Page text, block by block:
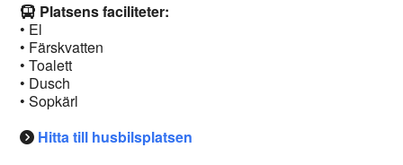
Platsens faciliteter:
• El
• Färskvatten
• Toalett
• Dusch
• Sopkärl
Hitta till husbilsplatsen